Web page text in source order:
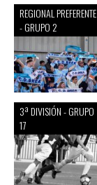
REGIONAL PREFERENTE
- GRUPO 2
3ª DIVISIÓN - GRUPO
17